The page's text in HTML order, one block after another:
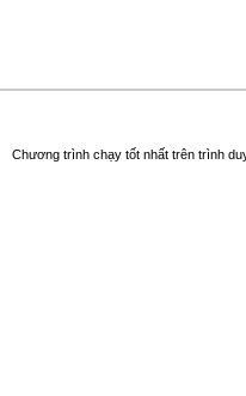
Chương trình chạy tốt nhất trên trình